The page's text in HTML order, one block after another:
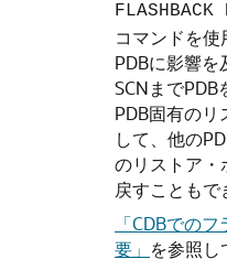
FLASHBACK
コマンドを使
PDBに影響
SCNまでPDB
PDB固有の
して、他の
のリストア・
戻すこともで
「CDBでの
要」 を参照し